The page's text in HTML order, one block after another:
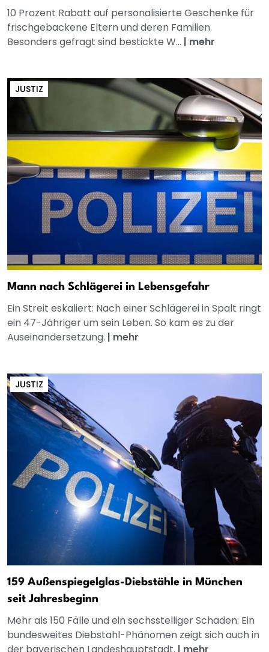
10 Prozent Rabatt auf personalisierte Geschenke für
frischgebackene Eltern und deren Familien.
Besonders gefragt sind bestickte W... | mehr
JUSTIZ
Mann nach Schlägerei in Lebensgefahr
Ein Streit eskaliert: Nach einer Schlägerei in Spalt ringt
ein 47-Jähriger um sein Leben. So kam es zu der
Auseinandersetzung. | mehr
JUSTIZ
159 Außenspiegelglas-Diebstähle in München
seit Jahresbeginn
Mehr als 150 Fälle und ein sechsstelliger Schaden: Ein
bundesweites Diebstahl-Phänomen zeigt sich auch in